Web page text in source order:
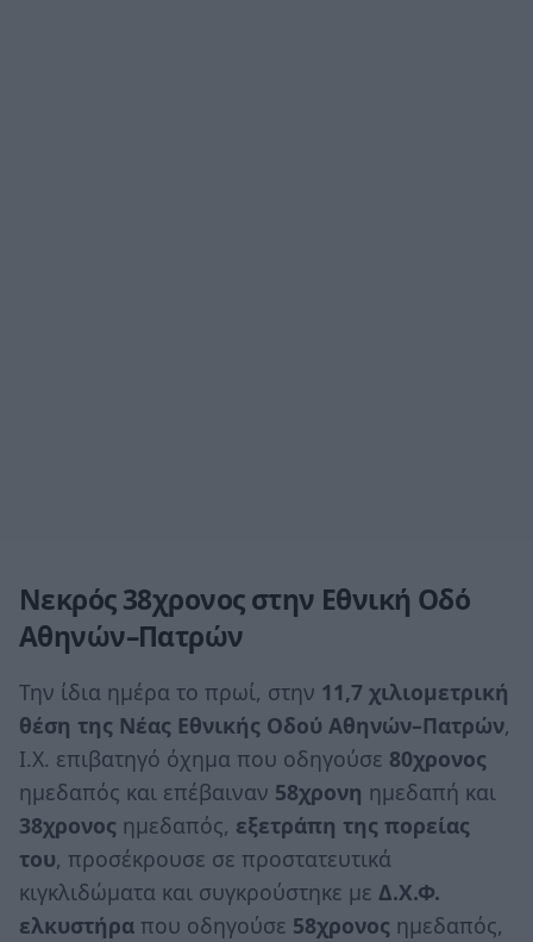
Νεκρός 38χρονος στην Εθνική Οδό
Αθηνών–Πατρών
Την ίδια ημέρα το πρωί, στην 11,7 χιλιομετρική
θέση της Νέας Εθνικής Οδού Αθηνών–Πατρών,
Ι.Χ. επιβατηγό όχημα που οδηγούσε 80χρονος
ημεδαπός και επέβαιναν 58χρονη ημεδαπή και
38χρονος ημεδαπός, εξετράπη της πορείας
του, προσέκρουσε σε προστατευτικά
κιγκλιδώματα και συγκρούστηκε με Δ.Χ.Φ.
ελκυστήρα που οδηγούσε 58χρονος ημεδαπός,